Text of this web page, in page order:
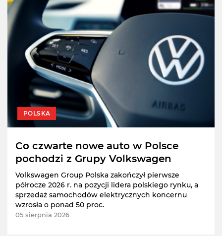
POLSKA
Co czwarte nowe auto w Polsce
pochodzi z Grupy Volkswagen
Volkswagen Group Polska zakończył pierwsze
półrocze 2026 r. na pozycji lidera polskiego rynku, a
sprzedaż samochodów elektrycznych koncernu
wzrosła o ponad 50 proc.
05 sierpnia 2026